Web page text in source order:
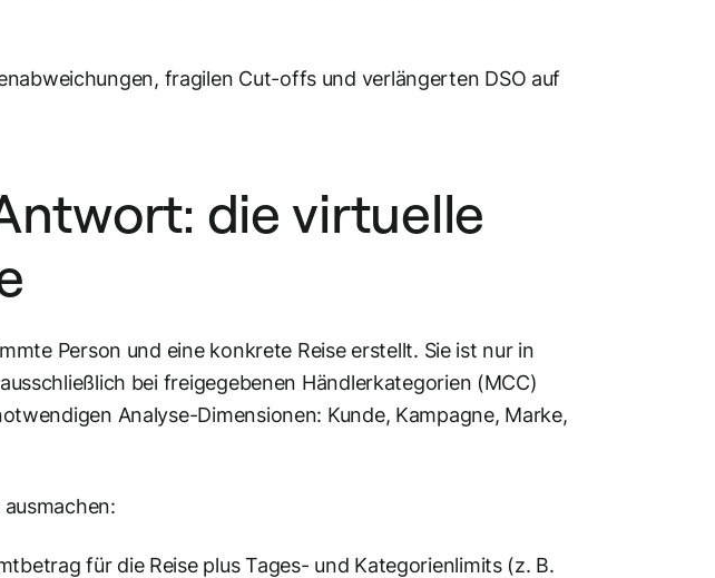
fragilen Cut-offs und verlängerten DSO auf
die virtuelle
Person und eine konkrete Reise erstellt. Sie ist nur in
bei freigegebenen Händlerkategorien (MCC)
Analyse-Dimensionen: Kunde, Kampagne, Marke,
für die Reise plus Tages- und Kategorienlimits (z. B.